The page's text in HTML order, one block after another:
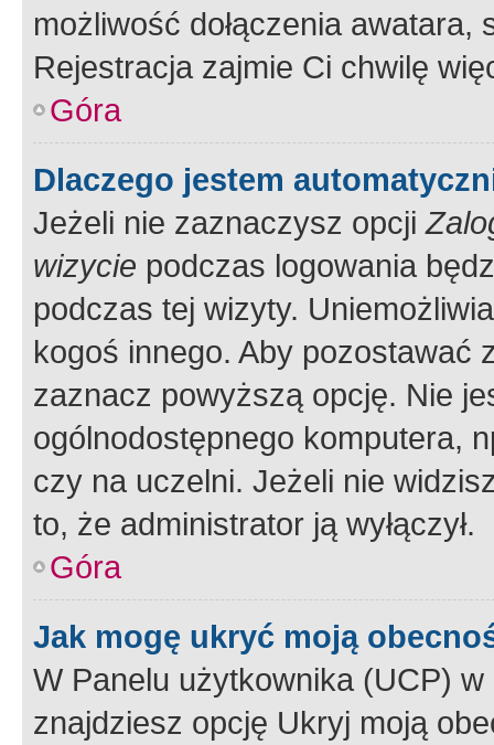
możliwość dołączenia
Rejestracja zajmie Ci chwilę
Góra
Dlaczego jestem
Jeżeli nie zaznaczysz opcji
wizycie podczas logowania
podczas tej wizyty.
kogoś innego. Aby pozostawać
zaznacz powyższą opcję. Nie
ogólnodostępnego komputera,
czy na uczelni. Jeżeli nie
to, że administrator ją wyłączył.
Góra
Jak mogę ukryć moją
W Panelu użytkownika (UCP) w
znajdziesz opcję Ukryj moją